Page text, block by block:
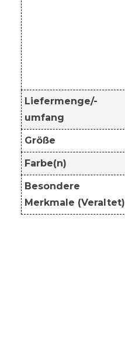
Liefermenge/-
umfang
Größe
Farbe(n)
Besondere
Merkmale (Veraltet)